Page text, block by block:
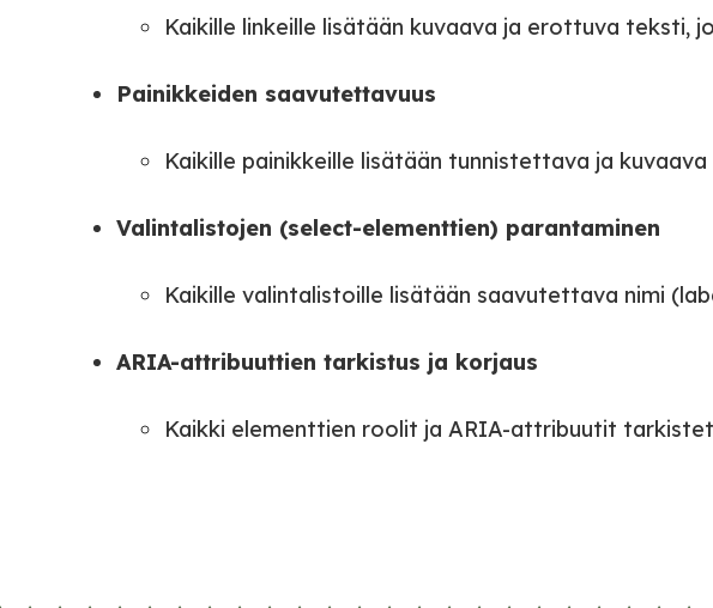
Kaikille linkeille lisätään kuvaava ja erottuva teksti,
Painikkeiden saavutettavuus
Kaikille painikkeille lisätään tunnistettava ja
Valintalistojen (select-elementtien) parantaminen
Kaikille valintalistoille lisätään saavutettava nimi
ARIA-attribuuttien tarkistus ja korjaus
Kaikki elementtien roolit ja ARIA-attribuutit